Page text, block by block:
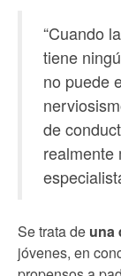
“Cuando
tiene
no puede
de
realmente
Se trata de una
jóvenes, en